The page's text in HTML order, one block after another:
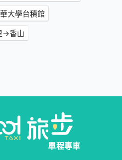
大學台積館
→香山
單程專車